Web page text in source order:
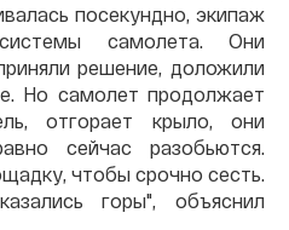
посекундно, экипаж
самолета. Они
решение, доложили
Но самолет продолжает
отгорает крыло, они
сейчас разобьются.
чтобы срочно сесть.
горы", объяснил